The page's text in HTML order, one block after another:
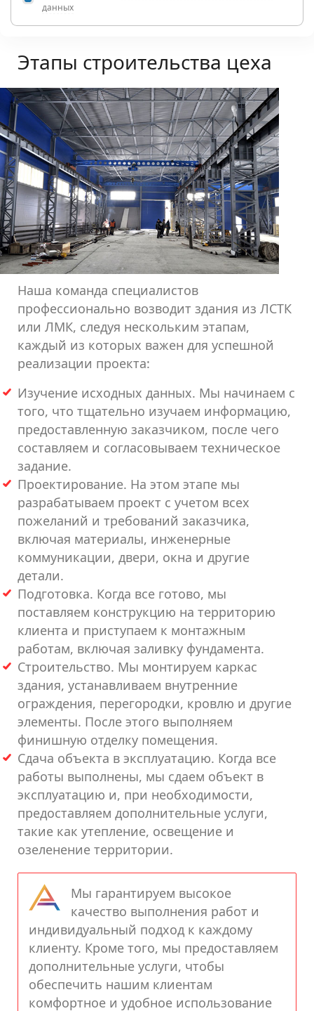
данных
Этапы строительства цеха
Наша команда специалистов
профессионально возводит здания из ЛСТК
или ЛМК, следуя нескольким этапам,
каждый из которых важен для успешной
реализации проекта:
Изучение исходных данных. Мы начинаем с
того, что тщательно изучаем информацию,
предоставленную заказчиком, после чего
составляем и согласовываем техническое
задание.
Проектирование. На этом этапе мы
разрабатываем проект с учетом всех
пожеланий и требований заказчика,
включая материалы, инженерные
коммуникации, двери, окна и другие
детали.
Подготовка. Когда все готово, мы
поставляем конструкцию на территорию
клиента и приступаем к монтажным
работам, включая заливку фундамента.
Строительство. Мы монтируем каркас
здания, устанавливаем внутренние
ограждения, перегородки, кровлю и другие
элементы. После этого выполняем
финишную отделку помещения.
Сдача объекта в эксплуатацию. Когда все
работы выполнены, мы сдаем объект в
эксплуатацию и, при необходимости,
предоставляем дополнительные услуги,
такие как утепление, освещение и
озеленение территории.
Мы гарантируем высокое
качество выполнения работ и
индивидуальный подход к каждому
клиенту. Кроме того, мы предоставляем
дополнительные услуги, чтобы
обеспечить нашим клиентам
комфортное и удобное использование